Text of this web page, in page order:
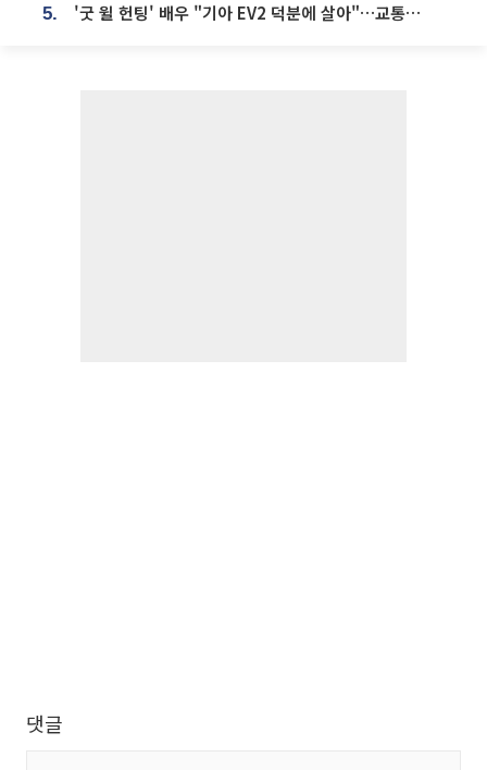
5. '굿 윌 헌팅' 배우 "기아 EV2 덕분에 살아"…교통사고 후 안전성 극찬
댓글